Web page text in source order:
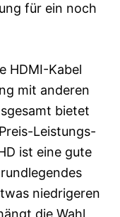
für ein noch
HDMI-Kabel
mit anderen
bietet
Leistungs-
ist eine gute
niedrigeren
die Wahl